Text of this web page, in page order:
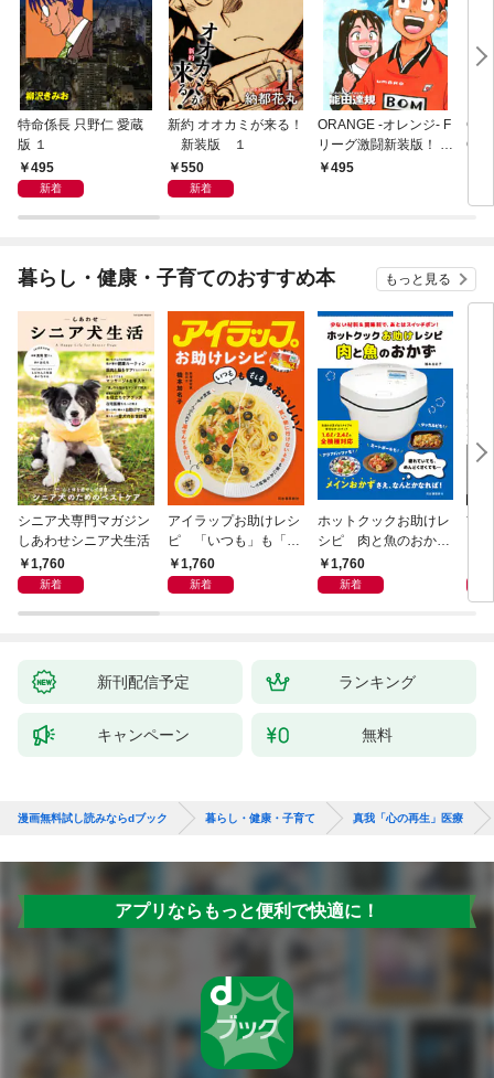
特命係長 只野仁 愛蔵
版 １
495
新着
新約 オオカミが来る！
新装版 １
550
新着
ORANGE -オレンジ- F
リーグ激闘新装版！ 第
１巻495
暮らし・健康・子育てのおすすめ本 もっと見る
シニア犬専門マガジン
しあわせシニア犬生活
1,760
新着
アイラップお助けレシ
ピ 「いつも」も「も
しも」もおいしい！
1,760
新着
ホットクックお助けレ
シピ 肉と魚のおか
ず 少ない材料＆調味
料で、あとはスイッチ
1,760
新着
首
リ
昇
新刊配信予定 ランキング
キャンペーン 無料
漫画無料試し読みならdブック 暮らし・健康・子育て 真我「心の再生」医療
アプリならもっと便利で快適に！